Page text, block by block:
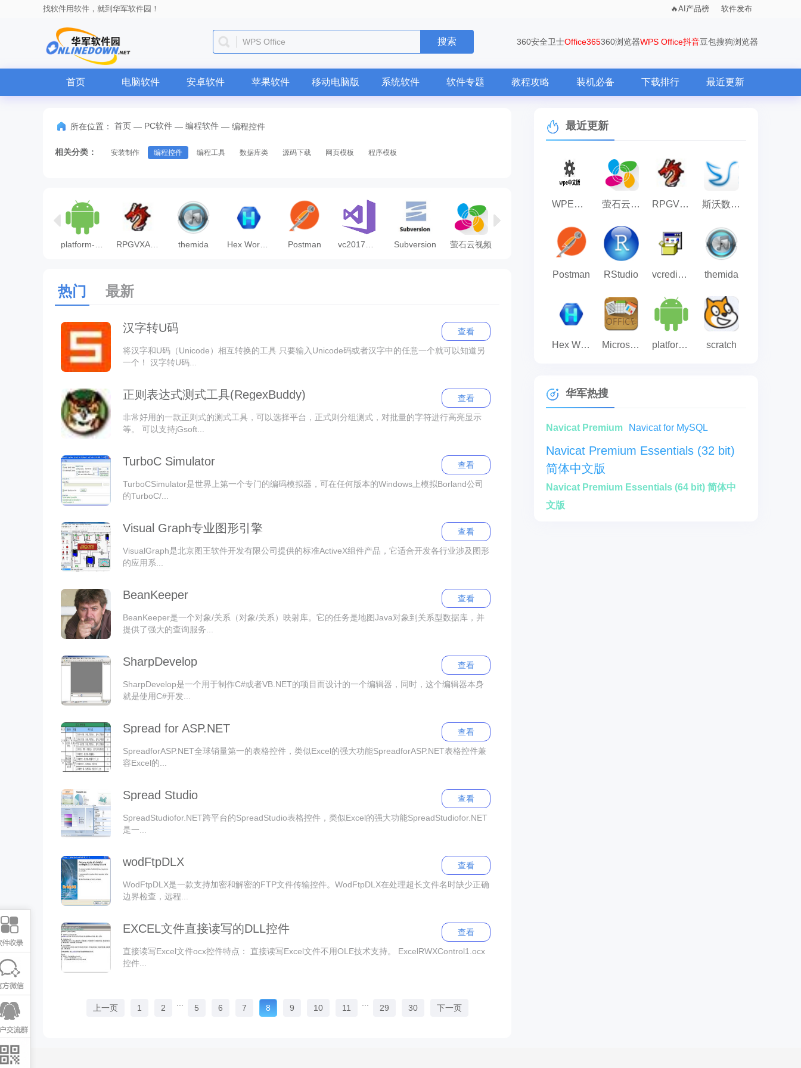
找软件用软件，就到华军软件园！ AI产品榜 软件发布
微信电脑版 搜索 360安全卫士Office365360浏览器WPS Office抖音豆包搜狗浏览器
首页 电脑软件 安卓软件 苹果软件 移动电脑版 系统软件 软件专题 教程攻略 装机必备 下载排行 最近更新
所在位置： 首页 — PC软件 — 编程软件 — 编程控件
相关分类： 安装制作 编程控件 编程工具 数据库类 源码下载 网页模板 程序模板
themida Postman Subversion 萤石云视频
热门 最新
汉字转U码
查看
将汉字和U码（Unicode）相互转换的工具 只要输入Unicode码或者汉字中的任意一个就可以知道另
一个！ 汉字转U码...
正则表达式测式工具(RegexBuddy)
查看
非常好用的一款正则式的测式工具，可以选择平台，正式则分组测式，对批量的字符进行高亮显示
等。 可以支持jGsoft...
TurboC Simulator
查看
TurboCSimulator是世界上第一个专门的编码模拟器，可在任何版本的Windows上模拟Borland公司
的TurboC/...
Visual Graph专业图形引擎
查看
VisualGraph是北京图王软件开发有限公司提供的标准ActiveX组件产品，它适合开发各行业涉及图形
的应用系...
BeanKeeper
查看
BeanKeeper是一个对象/关系（对象/关系）映射库。它的任务是地图Java对象到关系型数据库，并
提供了强大的查询服务...
SharpDevelop
查看
SharpDevelop是一个用于制作C#或者VB.NET的项目而设计的一个编辑器，同时，这个编辑器本身
就是使用C#开发...
Spread for ASP.NET
查看
SpreadforASP.NET全球销量第一的表格控件，类似Excel的强大功能SpreadforASP.NET表格控件兼
容Excel的...
Spread Studio
查看
SpreadStudiofor.NET跨平台的SpreadStudio表格控件，类似Excel的强大功能SpreadStudiofor.NET
是一...
wodFtpDLX
查看
WodFtpDLX是一款支持加密和解密的FTP文件传输控件。WodFtpDLX在处理超长文件名时缺少正确
边界检查，远程...
EXCEL文件直接读写的DLL控件
查看
直接读写Excel文件ocx控件特点： 直接读写Excel文件不用OLE技术支持。 ExcelRWXControl1.ocx
控件...
上一页 1 2 5 6 7 8 9 10 11 29 30 下一页
最近更新
WPE中文专业版 萤石云视频 RPGVXACE RTP 斯沃数控仿真大全
Postman RStudio vcredist_x64.exe themida
Hex Workshop(十六进制编辑工具) Microsoft Save as PDF or XPS platform-tools scratch
华军热搜
Navicat Premium Navicat for MySQL
Navicat Premium Essentials (32 bit)
简体中文版
Navicat Premium Essentials (64 bit) 简体中
文版